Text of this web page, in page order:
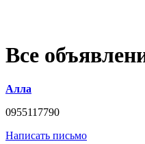
Все
Алла
0955117790
Написать письмо